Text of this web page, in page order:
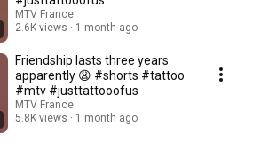
MTV France
2.6K views
1 month ago
Friendship lasts three years
apparently 😩 #shorts #tattoo
#mtv #justtattooofus
MTV France
5.8K views
1 month ago